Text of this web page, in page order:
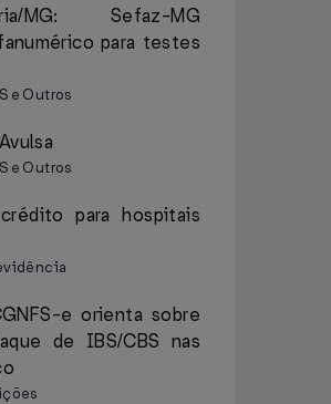
MG: Sefaz-MG
para testes
e Outros
e Outros
para hospitais
e orienta sobre
de IBS/CBS nas